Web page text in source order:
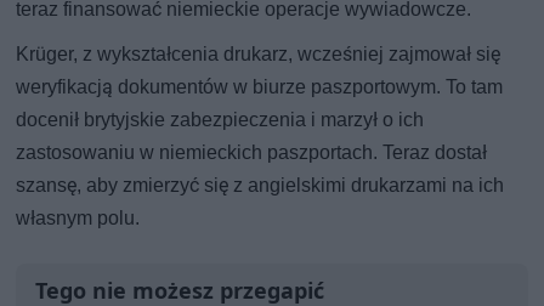
teraz finansować niemieckie operacje wywiadowcze.
Krüger, z wykształcenia drukarz, wcześniej zajmował się
weryfikacją dokumentów w biurze paszportowym. To tam
docenił brytyjskie zabezpieczenia i marzył o ich
zastosowaniu w niemieckich paszportach. Teraz dostał
szansę, aby zmierzyć się z angielskimi drukarzami na ich
własnym polu.
Tego nie możesz przegapić